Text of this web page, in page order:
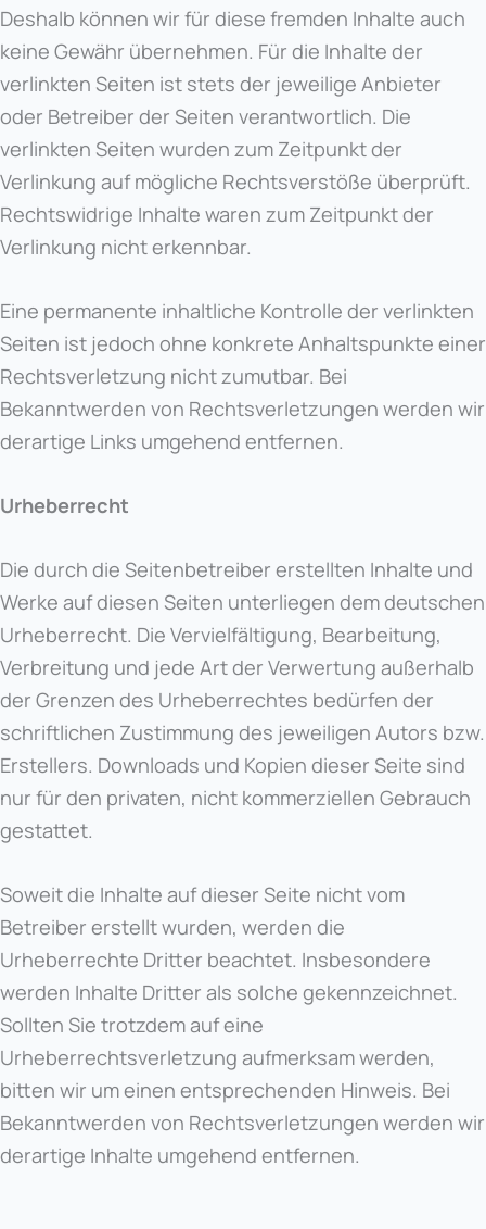
Deshalb können wir für diese fremden Inhalte auch
keine Gewähr übernehmen. Für die Inhalte der
verlinkten Seiten ist stets der jeweilige Anbieter
oder Betreiber der Seiten verantwortlich. Die
verlinkten Seiten wurden zum Zeitpunkt der
Verlinkung auf mögliche Rechtsverstöße überprüft.
Rechtswidrige Inhalte waren zum Zeitpunkt der
Verlinkung nicht erkennbar.
Eine permanente inhaltliche Kontrolle der verlinkten
Seiten ist jedoch ohne konkrete Anhaltspunkte einer
Rechtsverletzung nicht zumutbar. Bei
Bekanntwerden von Rechtsverletzungen werden wir
derartige Links umgehend entfernen.
Urheberrecht
Die durch die Seitenbetreiber erstellten Inhalte und
Werke auf diesen Seiten unterliegen dem deutschen
Urheberrecht. Die Vervielfältigung, Bearbeitung,
Verbreitung und jede Art der Verwertung außerhalb
der Grenzen des Urheberrechtes bedürfen der
schriftlichen Zustimmung des jeweiligen Autors bzw.
Erstellers. Downloads und Kopien dieser Seite sind
nur für den privaten, nicht kommerziellen Gebrauch
gestattet.
Soweit die Inhalte auf dieser Seite nicht vom
Betreiber erstellt wurden, werden die
Urheberrechte Dritter beachtet. Insbesondere
werden Inhalte Dritter als solche gekennzeichnet.
Sollten Sie trotzdem auf eine
Urheberrechtsverletzung aufmerksam werden,
bitten wir um einen entsprechenden Hinweis. Bei
Bekanntwerden von Rechtsverletzungen werden wir
derartige Inhalte umgehend entfernen.